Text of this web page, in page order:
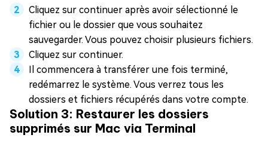
Cliquez sur continuer après avoir sélectionné le
fichier ou le dossier que vous souhaitez
sauvegarder. Vous pouvez choisir plusieurs fichiers.
Cliquez sur continuer.
Il commencera à transférer une fois terminé,
redémarrez le système. Vous verrez tous les
dossiers et fichiers récupérés dans votre compte.
Solution 3: Restaurer les dossiers
supprimés sur Mac via Terminal